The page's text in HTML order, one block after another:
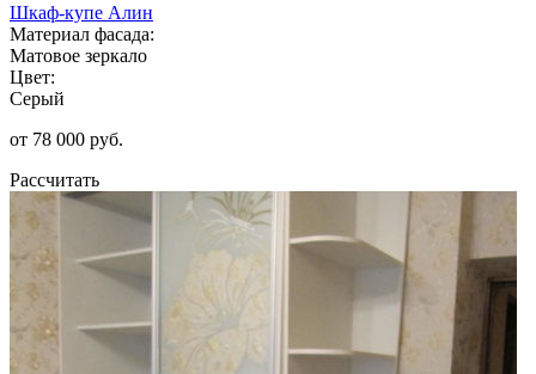
Шкаф-купе Алин
Материал фасада:
Матовое зеркало
Цвет:
Серый
от 78 000 руб.
Рассчитать